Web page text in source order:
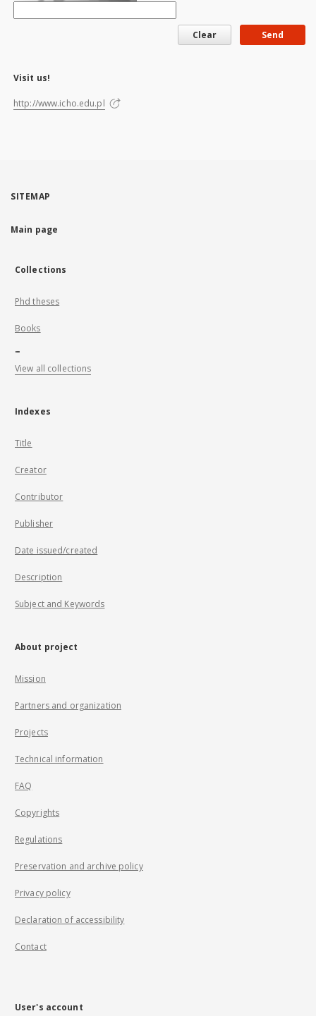
Visit us!
http://www.icho.edu.pl
SITEMAP
Main page
Collections
Phd theses
Books
...
View all collections
Indexes
Title
Creator
Contributor
Publisher
Date issued/created
Description
Subject and Keywords
About project
Mission
Partners and organization
Projects
Technical information
FAQ
Copyrights
Regulations
Preservation and archive policy
Privacy policy
Declaration of accessibility
Contact
User's account